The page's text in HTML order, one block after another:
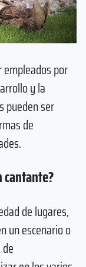
por
y la
pueden ser
de
cantante?
de lugares,
un escenario o